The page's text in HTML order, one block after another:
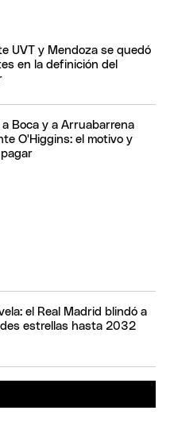
UVT y Mendoza se quedó
en la definición del
Boca y a Arruabarrena
O'Higgins: el motivo y
el Real Madrid blindó a
estrellas hasta 2032